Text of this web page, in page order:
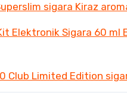
sigara Kiraz
Elektronik Sigara 60 ml
Club Limited Edition